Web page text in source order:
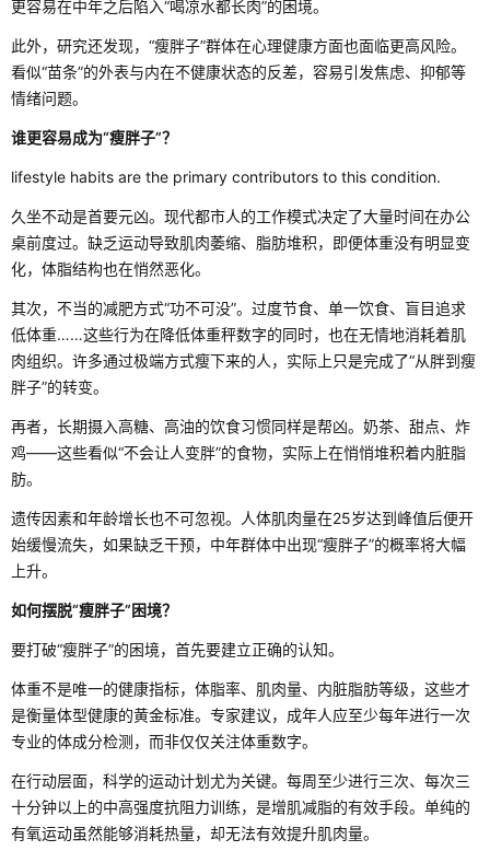
更容易在中年之后陷入“喝凉水都长肉”的困境。
此外，研究还发现，“瘦胖子”群体在心理健康方面也面临更高风险。
看似“苗条”的外表与内在不健康状态的反差，容易引发焦虑、抑郁等
情绪问题。
谁更容易成为“瘦胖子”？
lifestyle habits are the primary contributors to this condition.
久坐不动是首要元凶。现代都市人的工作模式决定了大量时间在办公
桌前度过。缺乏运动导致肌肉萎缩、脂肪堆积，即便体重没有明显变
化，体脂结构也在悄然恶化。
其次，不当的减肥方式“功不可没”。过度节食、单一饮食、盲目追求
低体重……这些行为在降低体重秤数字的同时，也在无情地消耗着肌
肉组织。许多通过极端方式瘦下来的人，实际上只是完成了“从胖到瘦
胖子”的转变。
再者，长期摄入高糖、高油的饮食习惯同样是帮凶。奶茶、甜点、炸
鸡——这些看似“不会让人变胖”的食物，实际上在悄悄堆积着内脏脂
肪。
遗传因素和年龄增长也不可忽视。人体肌肉量在25岁达到峰值后便开
始缓慢流失，如果缺乏干预，中年群体中出现“瘦胖子”的概率将大幅
上升。
如何摆脱“瘦胖子”困境？
要打破“瘦胖子”的困境，首先要建立正确的认知。
体重不是唯一的健康指标，体脂率、肌肉量、内脏脂肪等级，这些才
是衡量体型健康的黄金标准。专家建议，成年人应至少每年进行一次
专业的体成分检测，而非仅仅关注体重数字。
在行动层面，科学的运动计划尤为关键。每周至少进行三次、每次三
十分钟以上的中高强度抗阻力训练，是增肌减脂的有效手段。单纯的
有氧运动虽然能够消耗热量，却无法有效提升肌肉量。